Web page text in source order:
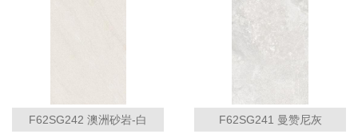
F62SG242 澳洲砂岩-白 F62SG241 曼赞尼灰